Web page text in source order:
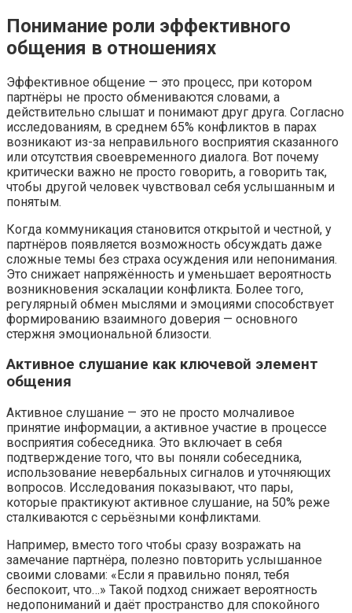
Понимание роли эффективного
общения в отношениях
Эффективное общение — это процесс, при котором
партнёры не просто обмениваются словами, а
действительно слышат и понимают друг друга. Согласно
исследованиям, в среднем 65% конфликтов в парах
возникают из-за неправильного восприятия сказанного
или отсутствия своевременного диалога. Вот почему
критически важно не просто говорить, а говорить так,
чтобы другой человек чувствовал себя услышанным и
понятым.
Когда коммуникация становится открытой и честной, у
партнёров появляется возможность обсуждать даже
сложные темы без страха осуждения или непонимания.
Это снижает напряжённость и уменьшает вероятность
возникновения эскалации конфликта. Более того,
регулярный обмен мыслями и эмоциями способствует
формированию взаимного доверия — основного
стержня эмоциональной близости.
Активное слушание как ключевой элемент
общения
Активное слушание — это не просто молчаливое
принятие информации, а активное участие в процессе
восприятия собеседника. Это включает в себя
подтверждение того, что вы поняли собеседника,
использование невербальных сигналов и уточняющих
вопросов. Исследования показывают, что пары,
которые практикуют активное слушание, на 50% реже
сталкиваются с серьёзными конфликтами.
Например, вместо того чтобы сразу возражать на
замечание партнёра, полезно повторить услышанное
своими словами: «Если я правильно понял, тебя
беспокоит, что…» Такой подход снижает вероятность
недопониманий и даёт пространство для спокойного